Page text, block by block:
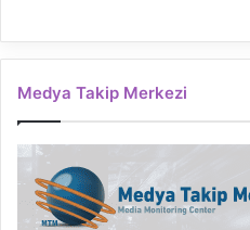
Medya Takip Merkezi